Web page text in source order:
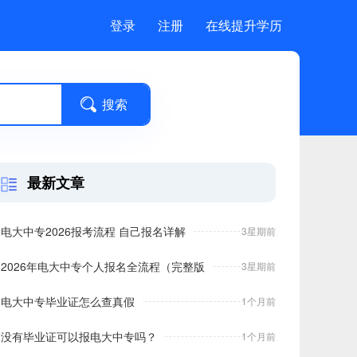
在线提升学历
注册
登录
最新文章
电大中专2026报考流程 自己报名详解 3星期前
2026年电大中专个人报名全流程（完整版 3星期前
电大中专毕业证怎么查真假 1个月前
没有毕业证可以报电大中专吗？ 1个月前